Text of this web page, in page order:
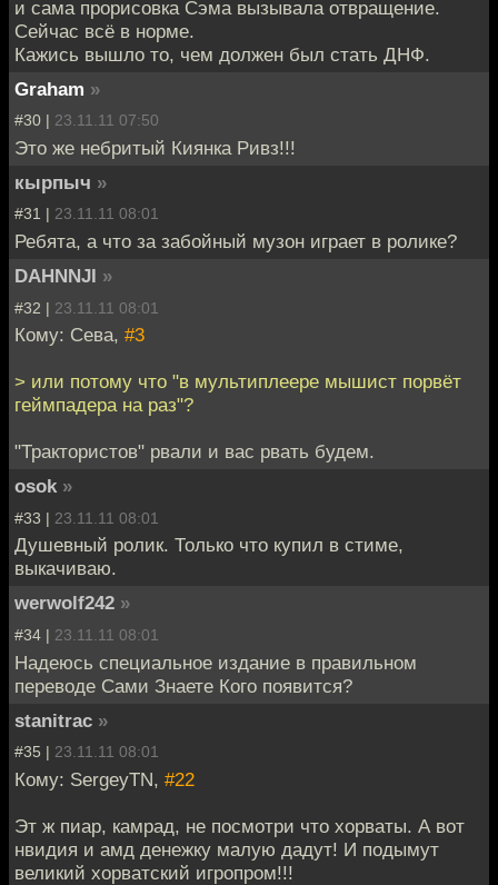
и сама прорисовка Сэма вызывала отвращение.
Сейчас всё в норме.
Кажись вышло то, чем должен был стать ДНФ.
Graham »
#30 | 23.11.11 07:50
Это же небритый Киянка Ривз!!!
кырпыч »
#31 | 23.11.11 08:01
Ребята, а что за забойный музон играет в ролике?
DAHNNJI »
#32 | 23.11.11 08:01
Кому: Сева, #3
> или потому что "в мультиплеере мышист порвёт
геймпадера на раз"?
"Трактористов" рвали и вас рвать будем.
osok »
#33 | 23.11.11 08:01
Душевный ролик. Только что купил в стиме,
выкачиваю.
werwolf242 »
#34 | 23.11.11 08:01
Надеюсь специальное издание в правильном
переводе Сами Знаете Кого появится?
stanitrac »
#35 | 23.11.11 08:01
Кому: SergeyTN, #22
Эт ж пиар, камрад, не посмотри что хорваты. А вот
нвидия и амд денежку малую дадут! И подымут
великий хорватский игропром!!!